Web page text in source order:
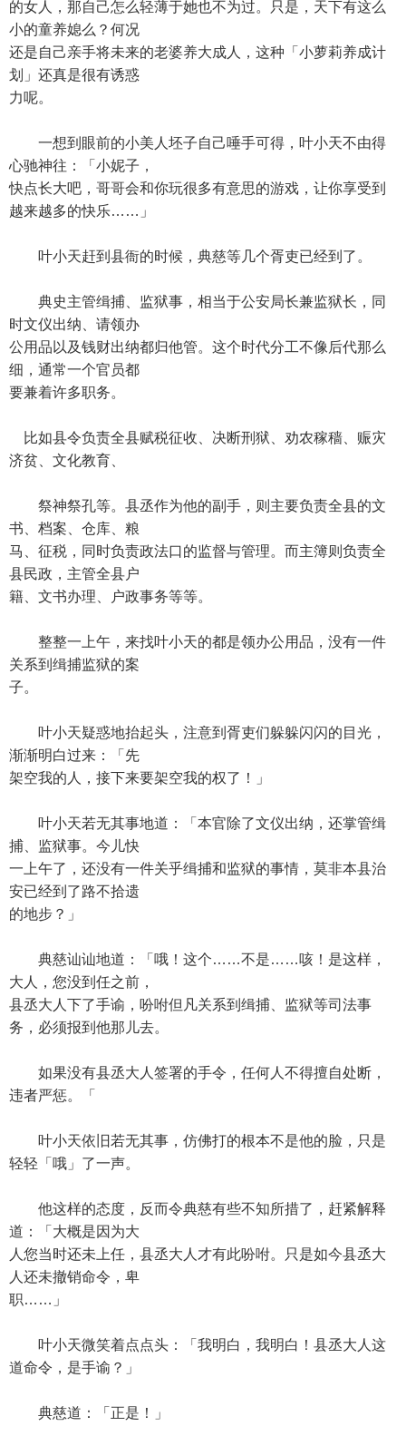
的女人，那自己怎么轻薄于她也不为过。只是，天下有这么
小的童养媳么？何况
还是自己亲手将未来的老婆养大成人，这种「小萝莉养成计
划」还真是很有诱惑
力呢。
一想到眼前的小美人坯子自己唾手可得，叶小天不由得
心驰神往：「小妮子，
快点长大吧，哥哥会和你玩很多有意思的游戏，让你享受到
越来越多的快乐……」
叶小天赶到县衙的时候，典慈等几个胥吏已经到了。
典史主管缉捕、监狱事，相当于公安局长兼监狱长，同
时文仪出纳、请领办
公用品以及钱财出纳都归他管。这个时代分工不像后代那么
细，通常一个官员都
要兼着许多职务。
比如县令负责全县赋税征收、决断刑狱、劝农稼穑、赈灾
济贫、文化教育、
祭神祭孔等。县丞作为他的副手，则主要负责全县的文
书、档案、仓库、粮
马、征税，同时负责政法口的监督与管理。而主簿则负责全
县民政，主管全县户
籍、文书办理、户政事务等等。
整整一上午，来找叶小天的都是领办公用品，没有一件
关系到缉捕监狱的案
子。
叶小天疑惑地抬起头，注意到胥吏们躲躲闪闪的目光，
渐渐明白过来：「先
架空我的人，接下来要架空我的权了！」
叶小天若无其事地道：「本官除了文仪出纳，还掌管缉
捕、监狱事。今儿快
一上午了，还没有一件关乎缉捕和监狱的事情，莫非本县治
安已经到了路不拾遗
的地步？」
典慈讪讪地道：「哦！这个……不是……咳！是这样，
大人，您没到任之前，
县丞大人下了手谕，吩咐但凡关系到缉捕、监狱等司法事
务，必须报到他那儿去。
如果没有县丞大人签署的手令，任何人不得擅自处断，
违者严惩。「
叶小天依旧若无其事，仿佛打的根本不是他的脸，只是
轻轻「哦」了一声。
他这样的态度，反而令典慈有些不知所措了，赶紧解释
道：「大概是因为大
人您当时还未上任，县丞大人才有此吩咐。只是如今县丞大
人还未撤销命令，卑
职……」
叶小天微笑着点点头：「我明白，我明白！县丞大人这
道命令，是手谕？」
典慈道：「正是！」